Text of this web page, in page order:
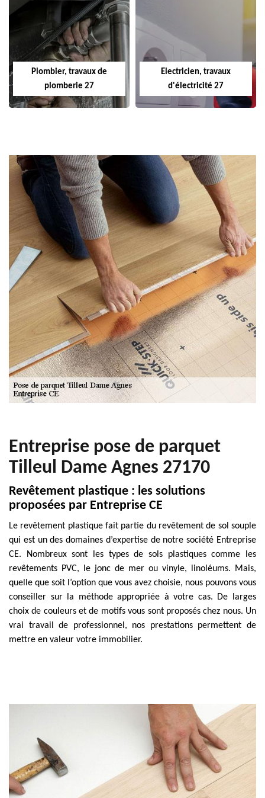
Plombier, travaux de
plomberie 27
Electricien, travaux
d'électricité 27
Entreprise pose de parquet
Tilleul Dame Agnes 27170
Revêtement plastique : les solutions
proposées par Entreprise CE
Le revêtement plastique fait partie du revêtement de sol souple
qui est un des domaines d’expertise de notre société Entreprise
CE. Nombreux sont les types de sols plastiques comme les
revêtements PVC, le jonc de mer ou vinyle, linoléums. Mais,
quelle que soit l’option que vous avez choisie, nous pouvons vous
conseiller sur la méthode appropriée à votre cas. De larges
choix de couleurs et de motifs vous sont proposés chez nous. Un
vrai travail de professionnel, nos prestations permettent de
mettre en valeur votre immobilier.